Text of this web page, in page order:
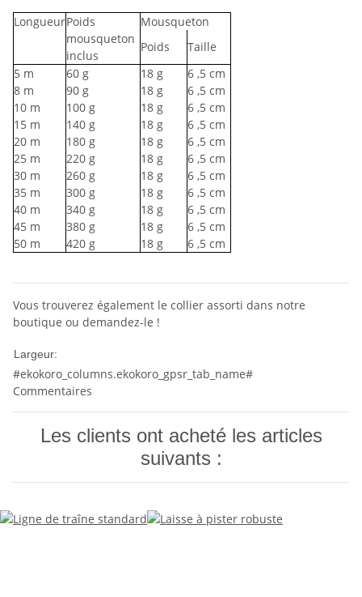
LongueurPoids
Mousqueton
mousqueton
inclus
Poids
Taille
5 m 60 g 18 g 6 ,5 cm
8 m 90 g 18 g 6 ,5 cm
10 m 100 g 18 g 6 ,5 cm
15 m 140 g 18 g 6 ,5 cm
20 m 180 g 18 g 6 ,5 cm
25 m 220 g 18 g 6 ,5 cm
30 m 260 g 18 g 6 ,5 cm
35 m 300 g 18 g 6 ,5 cm
40 m 340 g 18 g 6 ,5 cm
45 m 380 g 18 g 6 ,5 cm
50 m 420 g 18 g 6 ,5 cm
Vous trouverez également le collier assorti dans notre
boutique ou demandez-le !
Largeur:
#ekokoro_columns.ekokoro_gpsr_tab_name#
Commentaires
Les clients ont acheté les articles
suivants :